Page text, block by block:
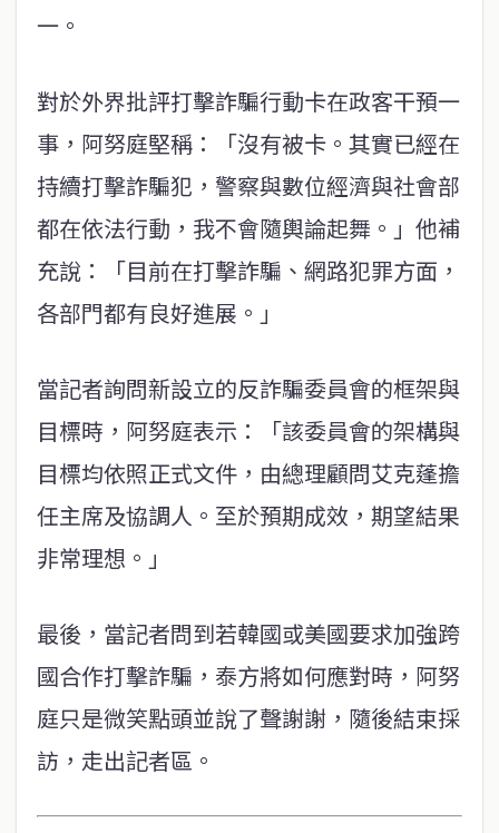
一。
對於外界批評打擊詐騙行動卡在政客干預一
事，阿努庭堅稱：「沒有被卡。其實已經在
持續打擊詐騙犯，警察與數位經濟與社會部
都在依法行動，我不會隨輿論起舞。」他補
充說：「目前在打擊詐騙、網路犯罪方面，
各部門都有良好進展。」
當記者詢問新設立的反詐騙委員會的框架與
目標時，阿努庭表示：「該委員會的架構與
目標均依照正式文件，由總理顧問艾克蓬擔
任主席及協調人。至於預期成效，期望結果
非常理想。」
最後，當記者問到若韓國或美國要求加強跨
國合作打擊詐騙，泰方將如何應對時，阿努
庭只是微笑點頭並說了聲謝謝，隨後結束採
訪，走出記者區。